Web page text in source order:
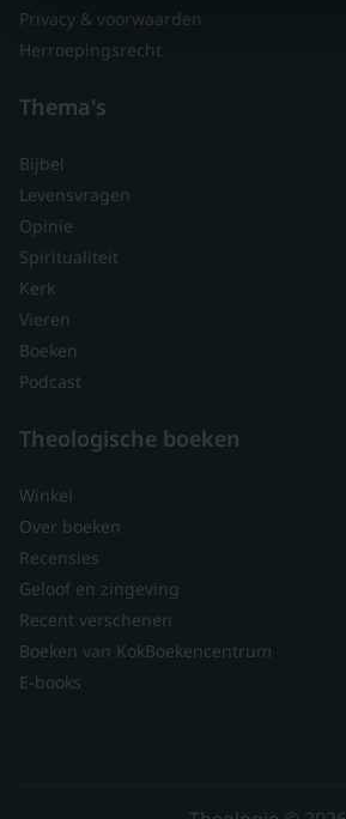
Privacy & voorwaarden
Herroepingsrecht
Thema's
Bijbel
Levensvragen
Opinie
Spiritualiteit
Kerk
Vieren
Boeken
Podcast
Theologische boeken
Winkel
Over boeken
Recensies
Geloof en zingeving
Recent verschenen
Boeken van KokBoekencentrum
E-books